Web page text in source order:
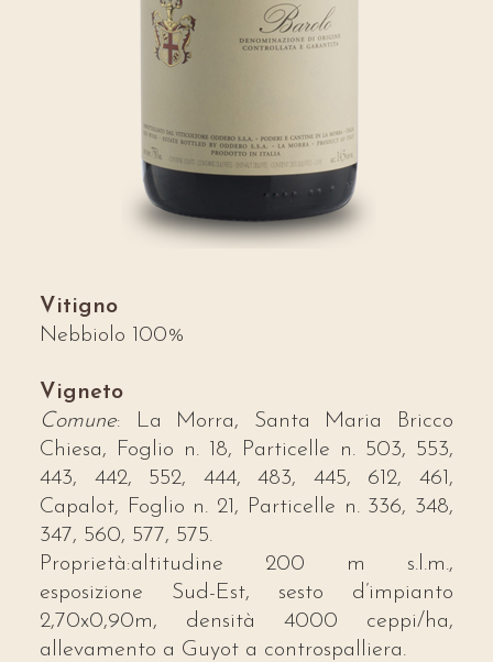
Vitigno
Nebbiolo 100%
Vigneto
Comune: La Morra, Santa Maria Bricco
Chiesa, Foglio n. 18, Particelle n. 503, 553,
443, 442, 552, 444, 483, 445, 612, 461,
Capalot, Foglio n. 21, Particelle n. 336, 348,
347, 560, 577, 575.
Proprietà:altitudine 200 m s.l.m.,
esposizione Sud-Est, sesto d’impianto
2,70x0,90m, densità 4000 ceppi/ha,
allevamento a Guyot a controspalliera.